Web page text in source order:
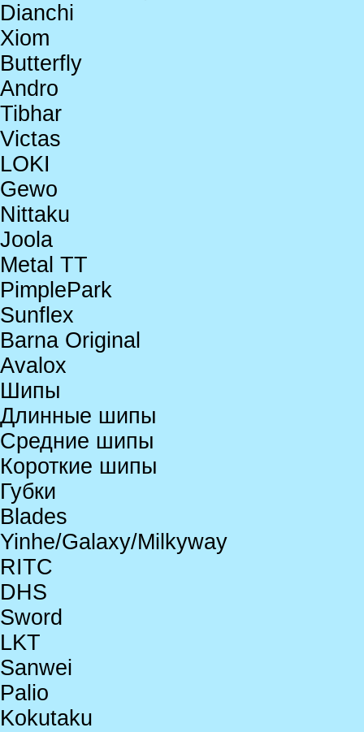
Dianchi
Xiom
Butterfly
Andro
Tibhar
Victas
LOKI
Gewo
Nittaku
Joola
Metal TT
PimplePark
Sunflex
Barna Original
Avalox
Шипы
Длинные шипы
Средние шипы
Короткие шипы
Губки
Blades
Yinhe/Galaxy/Milkyway
RITC
DHS
Sword
LKT
Sanwei
Palio
Kokutaku